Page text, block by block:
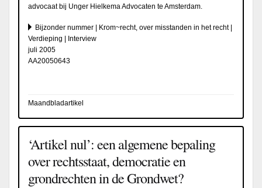
advocaat bij Unger Hielkema Advocaten te Amsterdam.
Bijzonder nummer | Krom~recht, over misstanden in het recht |
Verdieping | Interview
juli 2005
AA20050643
Maandbladartikel
‘Artikel nul’: een algemene bepaling
over rechtsstaat, democratie en
grondrechten in de Grondwet?